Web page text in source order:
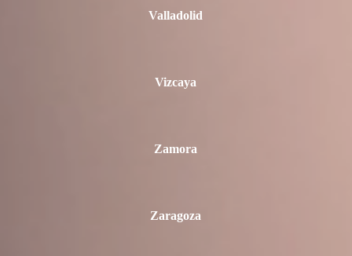
Valladolid
Vizcaya
Zamora
Zaragoza